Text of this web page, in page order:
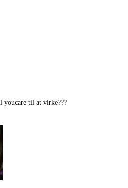
youcare til at virke???